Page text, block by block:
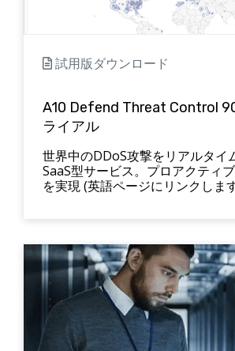
試用版ダウンロード
A10 Defend Threat Control
ライアル
世界中のDDoS攻撃をリアルタイ
SaaS型サービス。プロアクティ
を実現 (英語ページにリンクしま